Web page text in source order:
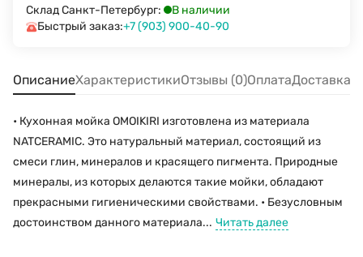
Склад Санкт-Петербург:
В наличии
Быстрый заказ:+7 (903) 900-40-90
ОписаниеХарактеристикиОтзывы (0)ОплатаДоставка
• Кухонная мойка OMOIKIRI изготовлена из материала
NATCERAMIC. Это натуральный материал, состоящий из
смеси глин, минералов и красящего пигмента. Природные
минералы, из которых делаются такие мойки, обладают
прекрасными гигиеническими свойствами. • Безусловным
достоинством данного материала... Читать далее